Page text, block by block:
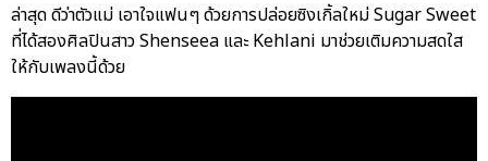
ล่าสุด ดีว่าตัวแม่ เอาใจแฟนๆ ด้วยการปล่อยซิงเกิ้ลใหม่ Sugar Sweet
ที่ได้สองศิลปินสาว Shenseea และ Kehlani มาช่วยเติมความสดใส
ให้กับเพลงนี้ด้วย